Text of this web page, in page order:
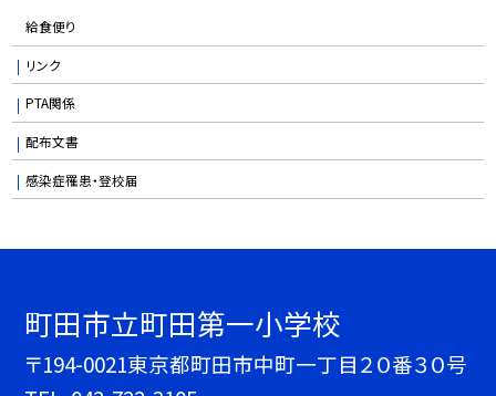
給食便り
リンク
PTA関係
配布文書
感染症罹患・登校届
町田市立町田第一小学校
〒194-0021東京都町田市中町一丁目２０番３０号